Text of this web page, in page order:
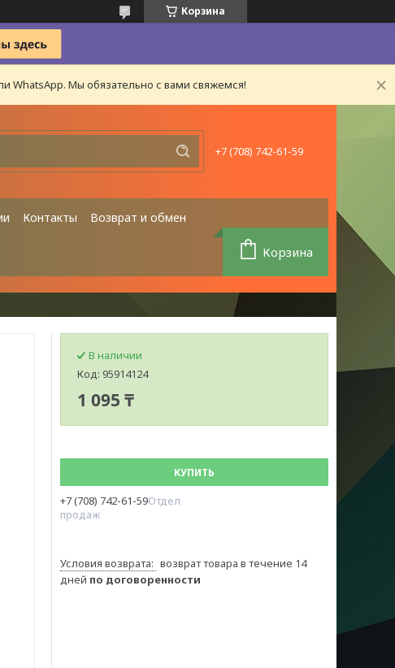
Корзина
WhatsApp. Мы обязательно с вами свяжемся!
+7 (708) 742-61-59
Контакты Возврат и обмен
Корзина
В наличии
Код: 95914124
1 095 ₸
КУПИТЬ
+7 (708) 742-61-59Отдел
продаж
возврат товара в течение 14
дней по договоренности